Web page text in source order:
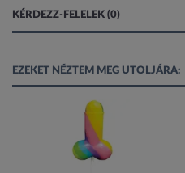
KÉRDEZZ-FELELEK (0)
EZEKET NÉZTEM MEG UTOLJÁRA: